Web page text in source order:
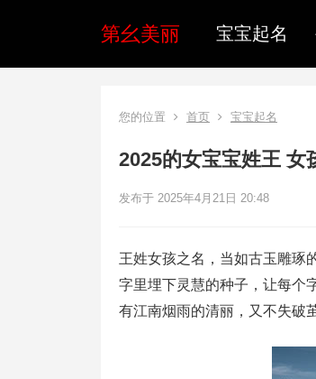
第幺美丽 宝宝起名
您的位置 首页 宝宝起名
2025的女宝宝姓王 女
发布于 2025年4月21日 20:48
王姓女孩之名，当如古玉雕
字里埋下灵慧的种子，让每个
有江南烟雨的清丽，又不失破